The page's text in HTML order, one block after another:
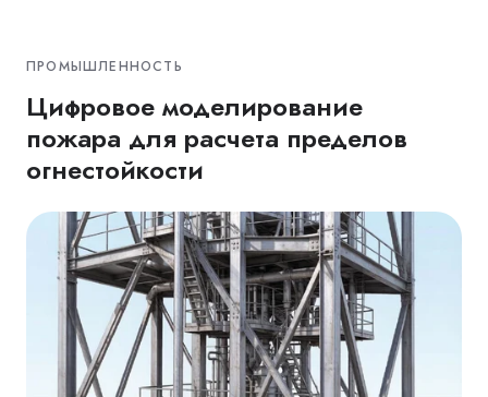
ПРОМЫШЛЕННОСТЬ
Цифровое моделирование
пожара для расчета пределов
огнестойкости